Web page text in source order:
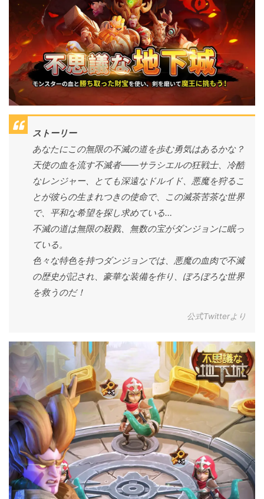
ストーリー
あなたにこの無限の不滅の道を歩む勇気はあるかな？
天使の血を流す不滅者——サラシエルの狂戦士、冷酷
なレンジャー、とても深遠なドルイド、悪魔を狩るこ
とが彼らの生まれつきの使命で、この滅茶苦茶な世界
で、平和な希望を探し求めている…
不滅の道は無限の殺戮、無数の宝がダンジョンに眠っ
ている。
色々な特色を持つダンジョンでは、悪魔の血肉で不滅
の歴史が記され、豪華な装備を作り、ぼろぼろな世界
を救うのだ！
公式Twitterより